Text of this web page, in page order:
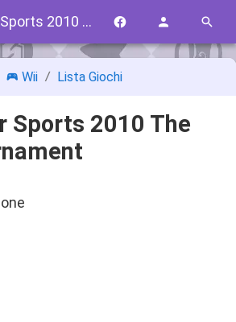
RTL Winter Sports 2010 The Great Tournament
Wii Lista Giochi
Sports 2010 The